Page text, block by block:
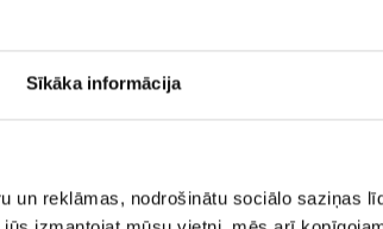
Sīkāka informācija
un reklāmas, nodrošinātu sociālo saziņas